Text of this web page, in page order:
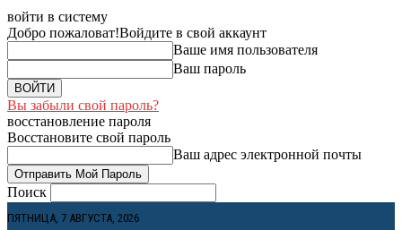
войти в систему
Добро пожаловат!Войдите в свой аккаунт
Ваше имя пользователя
Ваш пароль
Вы забыли свой пароль?
восстановление пароля
Восстановите свой пароль
Ваш адрес электронной почты
Поиск
ПЯТНИЦА, 7 АВГУСТА, 2026